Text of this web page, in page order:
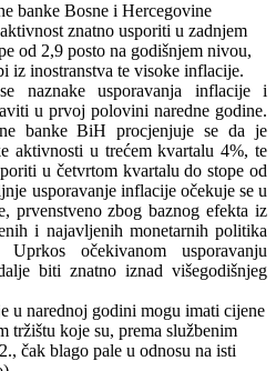
banke Bosne i Hercegovine
znatno usporiti u zadnjem
od 2,9 posto na godišnjem nivou,
iz inostranstva te visoke inflacije.
naznake usporavanja inflacije i
u prvoj polovini naredne godine.
banke BiH procjenjuje se da je
aktivnosti u trećem kvartalu 4%, te
u četvrtom kvartalu do stope od
usporavanje inflacije očekuje se u
prvenstveno zbog baznog efekta iz
i najavljenih monetarnih politika
očekivanom usporavanju
biti znatno iznad višegodišnjeg
u narednoj godini mogu imati cijene
tržištu koje su, prema službenim
čak blago pale u odnosu na isti